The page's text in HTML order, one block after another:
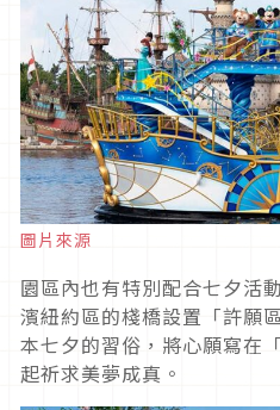
圖片來源
園區內也有特別配合七夕活
濱紐約區的棧橋設置「許願
本七夕的習俗，將心願寫在
起祈求美夢成真。